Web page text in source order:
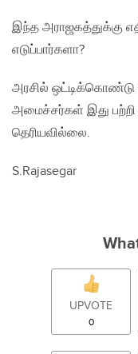
இந்த அராஜகத்துக்கு
எடுப்பார்களா?
அரசில்
அமைச்சர்கள் இது பற்றி
தெரியவில்லை.
S.Rajasegar
UPVOTE
0